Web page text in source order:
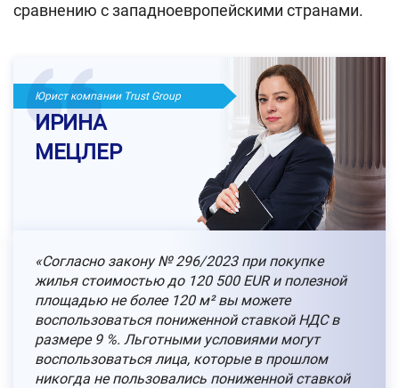
сравнению с западноевропейскими странами.
Юрист компании Trust Group
ИРИНА
МЕЦЛЕР
«Согласно закону № 296/2023 при покупке
жилья стоимостью до 120 500 EUR и полезной
площадью не более 120 м² вы можете
воспользоваться пониженной ставкой НДС в
размере 9 %. Льготными условиями могут
воспользоваться лица, которые в прошлом
никогда не пользовались пониженной ставкой